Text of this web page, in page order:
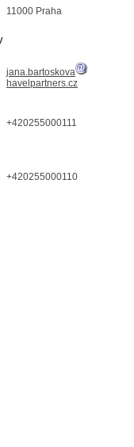
11000 Praha
jana.bartoskova
havelpartners.cz
+420255000111
+420255000110